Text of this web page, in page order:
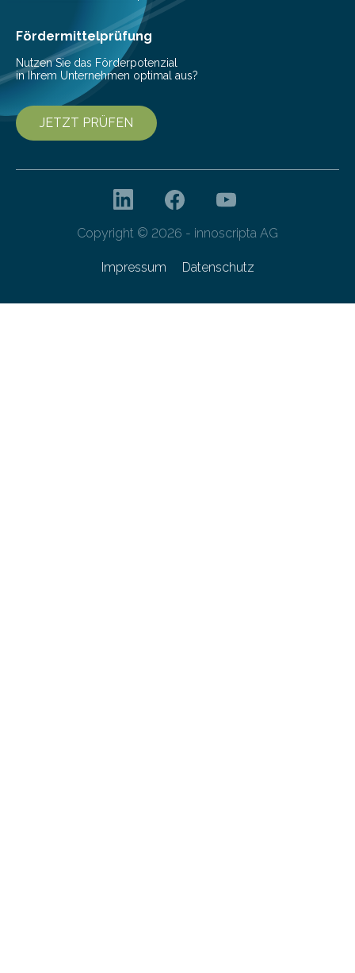
Fördermittelprüfung
Nutzen Sie das Förderpotenzial
in Ihrem Unternehmen optimal aus?
JETZT PRÜFEN
Copyright © 2026 - innoscripta AG
Impressum Datenschutz